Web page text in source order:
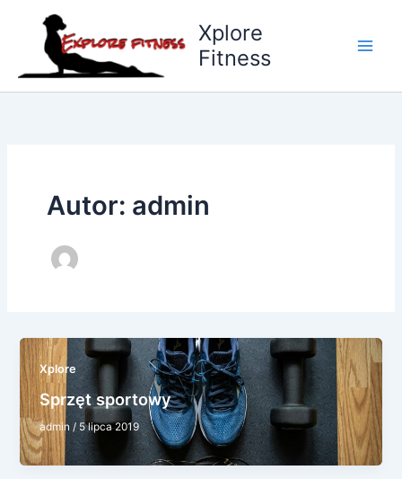
Xplore
Fitness
Autor: admin
Xplore
Sprzęt sportowy
admin/5 lipca 2019